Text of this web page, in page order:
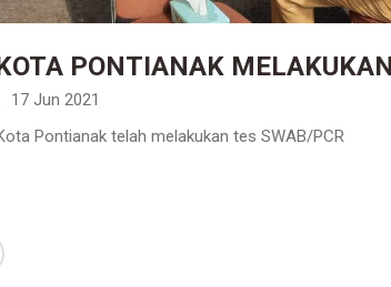
PONTIANAK
17 Jun 2021
Pontianak telah melakukan tes SWAB/PCR